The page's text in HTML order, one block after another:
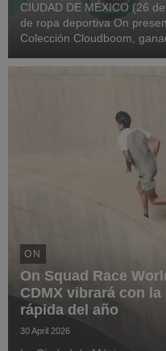
CIUDAD DE MÉXICO (26
de ropa deportiva On
Colección Cloudboom,
este modo, se pone de
ON
On Squad Race
CDMX vibrará con
rápida del año
30 April 2026